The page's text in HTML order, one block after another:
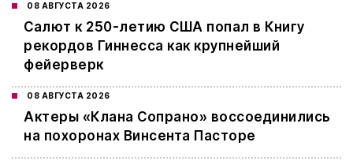
08 АВГУСТА 2026
Салют к 250-летию США попал в Книгу
рекордов Гиннесса как крупнейший
фейерверк
08 АВГУСТА 2026
Актеры «Клана Сопрано» воссоединились
на похоронах Винсента Пасторе